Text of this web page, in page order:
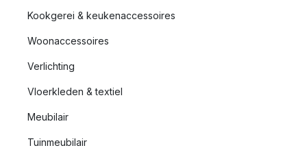
Kookgerei & keukenaccessoires
Woonaccessoires
Verlichting
Vloerkleden & textiel
Meubilair
Tuinmeubilair